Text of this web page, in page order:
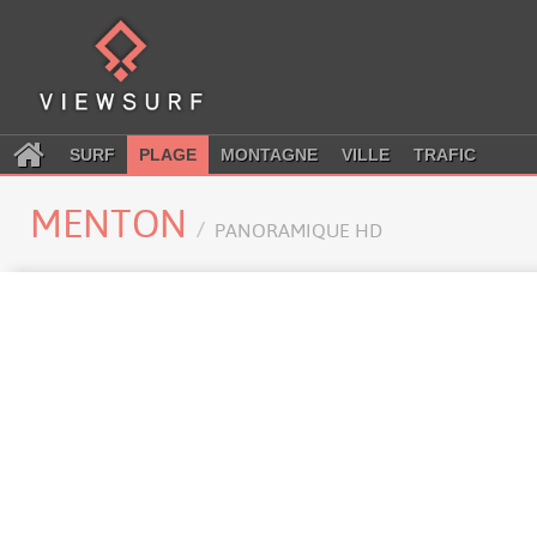
SURF PLAGE MONTAGNE VILLE TRAFIC
MENTON PANORAMIQUE HD